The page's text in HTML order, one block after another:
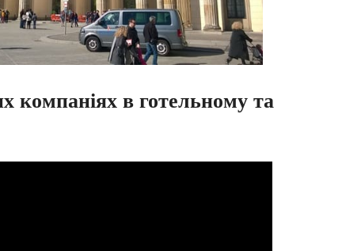
компаніях в готельному та